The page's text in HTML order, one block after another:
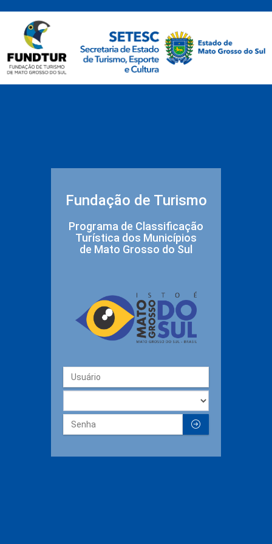
Fundação de Turismo
Programa de Classificação
Turística dos Municípios
de Mato Grosso do Sul